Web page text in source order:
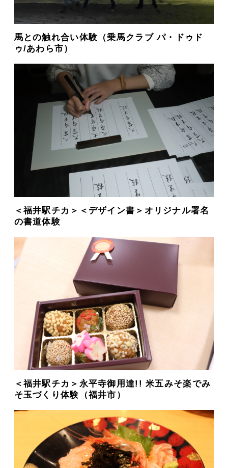
馬との触れ合い体験（乗馬クラブ パ・ドゥド
ゥ/あわら市）
＜福井駅チカ＞＜デザイン書＞オリジナル署名
の書道体験
＜福井駅チカ＞永平寺御用達!! 米五みそ楽でみ
そ玉づくり体験（福井市）